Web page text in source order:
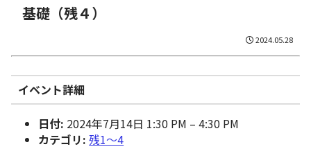
基礎（残４）
2024.05.28
イベント詳細
日付: 2024年7月14日 1:30 PM –4:30 PM
カテゴリ: 残1〜4